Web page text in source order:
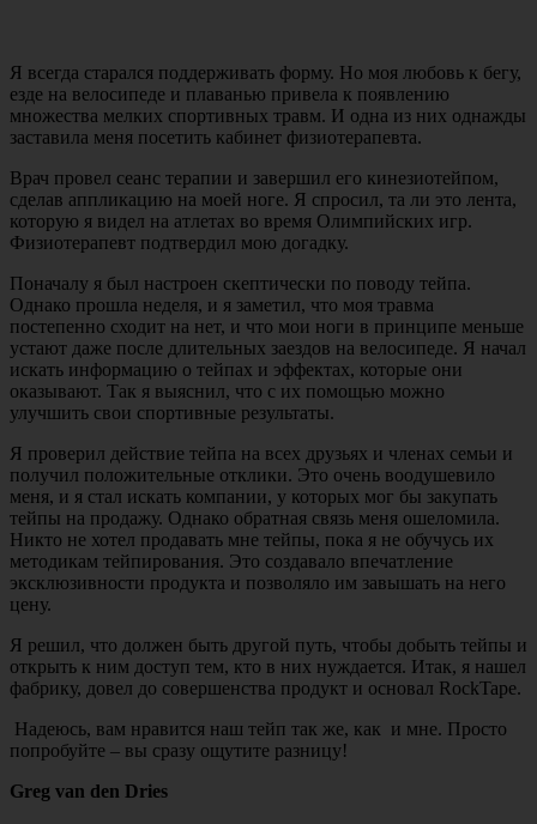
Я всегда старался поддерживать форму. Но моя любовь к бегу,
езде на велосипеде и плаванью привела к появлению
множества мелких спортивных травм. И одна из них однажды
заставила меня посетить кабинет физиотерапевта.
Врач провел сеанс терапии и завершил его кинезиотейпом,
сделав аппликацию на моей ноге. Я спросил, та ли это лента,
которую я видел на атлетах во время Олимпийских игр.
Физиотерапевт подтвердил мою догадку.
Поначалу я был настроен скептически по поводу тейпа.
Однако прошла неделя, и я заметил, что моя травма
постепенно сходит на нет, и что мои ноги в принципе меньше
устают даже после длительных заездов на велосипеде. Я начал
искать информацию о тейпах и эффектах, которые они
оказывают. Так я выяснил, что с их помощью можно
улучшить свои спортивные результаты.
Я проверил действие тейпа на всех друзьях и членах семьи и
получил положительные отклики. Это очень воодушевило
меня, и я стал искать компании, у которых мог бы закупать
тейпы на продажу. Однако обратная связь меня ошеломила.
Никто не хотел продавать мне тейпы, пока я не обучусь их
методикам тейпирования. Это создавало впечатление
эксклюзивности продукта и позволяло им завышать на него
цену.
Я решил, что должен быть другой путь, чтобы добыть тейпы и
открыть к ним доступ тем, кто в них нуждается. Итак, я нашел
фабрику, довел до совершенства продукт и основал RockTape.
Надеюсь, вам нравится наш тейп так же, как и мне. Просто
попробуйте – вы сразу ощутите разницу!
Greg van den Dries